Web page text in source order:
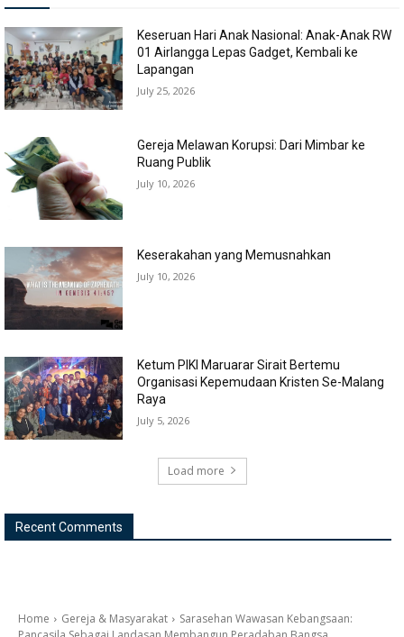
Keseruan Hari Anak Nasional: Anak-Anak RW
01 Airlangga Lepas Gadget, Kembali ke
Lapangan
July 25, 2026
Gereja Melawan Korupsi: Dari Mimbar ke
Ruang Publik
July 10, 2026
Keserakahan yang Memusnahkan
July 10, 2026
Ketum PIKI Maruarar Sirait Bertemu
Organisasi Kepemudaan Kristen Se-Malang
Raya
July 5, 2026
Load more
Recent Comments